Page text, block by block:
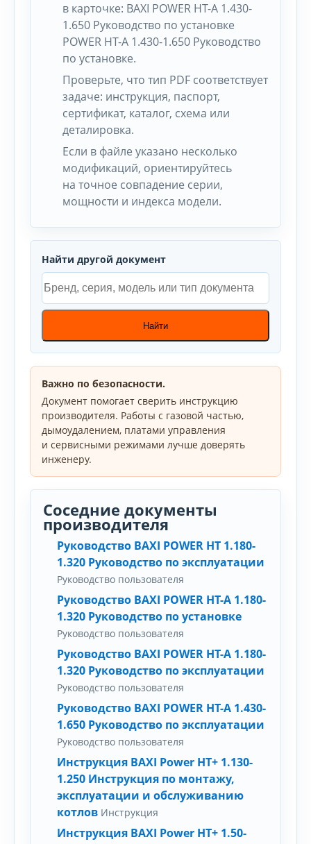
в карточке: BAXI POWER HT-A 1.430-
1.650 Руководство по установке
POWER HT-A 1.430-1.650 Руководство
по установке.
Проверьте, что тип PDF соответствует
задаче: инструкция, паспорт,
сертификат, каталог, схема или
деталировка.
Если в файле указано несколько
модификаций, ориентируйтесь
на точное совпадение серии,
мощности и индекса модели.
Найти другой документ
Найти
Важно по безопасности.
Документ помогает сверить инструкцию
производителя. Работы с газовой частью,
дымоудалением, платами управления
и сервисными режимами лучше доверять
инженеру.
Соседние документы
производителя
Руководство BAXI POWER HT 1.180-
1.320 Руководство по эксплуатации
Руководство пользователя
Руководство BAXI POWER HT-A 1.180-
1.320 Руководство по установке
Руководство пользователя
Руководство BAXI POWER HT-A 1.180-
1.320 Руководство по эксплуатации
Руководство пользователя
Руководство BAXI POWER HT-A 1.430-
1.650 Руководство по эксплуатации
Руководство пользователя
Инструкция BAXI Power HT+ 1.130-
1.250 Инструкция по монтажу,
эксплуатации и обслуживанию
котлов Инструкция
Инструкция BAXI Power HT+ 1.50-